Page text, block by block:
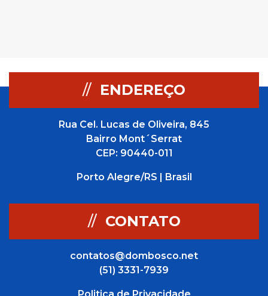
// ENDEREÇO
Rua Cel. Lucas de Oliveira, 845
Bairro Mont´Serrat
CEP: 90440-011
Porto Alegre/RS | Brasil
// CONTATO
contatos@dombosco.net
(51) 3331-7939